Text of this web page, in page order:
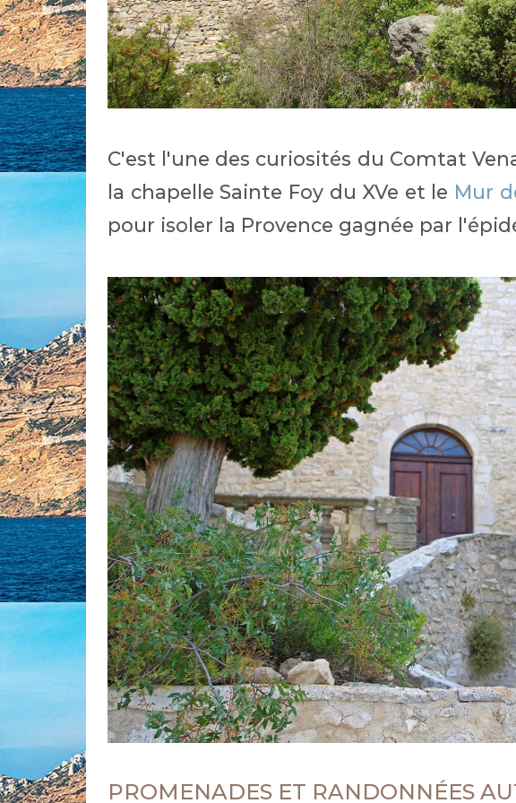
C'est l'une des curiosités du Comtat
la chapelle Sainte Foy du XVe et le Mur
pour isoler la Provence gagnée par
PROMENADES ET RANDONNÉES